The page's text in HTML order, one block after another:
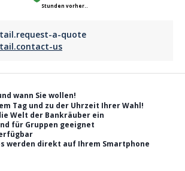
Stunden vorher..
a-quote
us
wann Sie wollen!
Tag und zu der Uhrzeit Ihrer Wahl!
Welt der Bankräuber ein
für Gruppen geeignet
werden direkt auf Ihrem Smartphone